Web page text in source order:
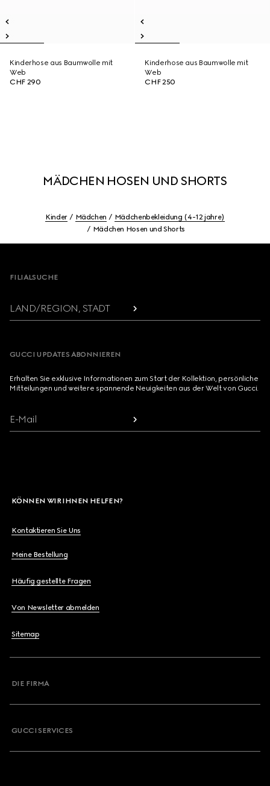
Kinderhose aus Baumwolle mit
Web
CHF 290
Kinderhose aus Baumwolle mit
Web
CHF 250
MÄDCHEN HOSEN UND SHORTS
Kinder Mädchen
Mädchenbekleidung (4-12 jahre)
Mädchen Hosen und Shorts
FILIALSUCHE
LAND/REGION, STADT
GUCCI UPDATES ABONNIEREN
Erhalten Sie exklusive Informationen zum Start der Kollektion, persönliche
Mitteilungen und weitere spannende Neuigkeiten aus der Welt von Gucci.
E-Mail
KÖNNEN WIR IHNEN HELFEN?
Kontaktieren Sie Uns
Meine Bestellung
Häufig gestellte Fragen
Von Newsletter abmelden
Sitemap
DIE FIRMA
GUCCI SERVICES